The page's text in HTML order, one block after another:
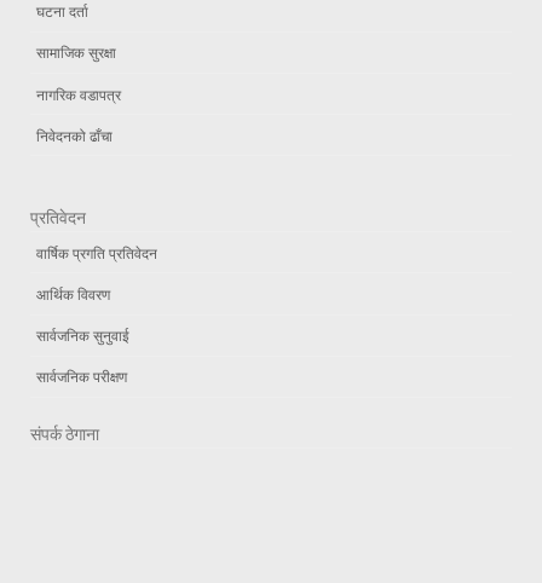
घटना दर्ता
सामाजिक सुरक्षा
नागरिक वडापत्र
निवेदनको ढाँचा
प्रतिवेदन
वार्षिक प्रगति प्रतिवेदन
आर्थिक विवरण
सार्वजनिक सुनुवाई
सार्वजनिक परीक्षण
संपर्क ठेगाना